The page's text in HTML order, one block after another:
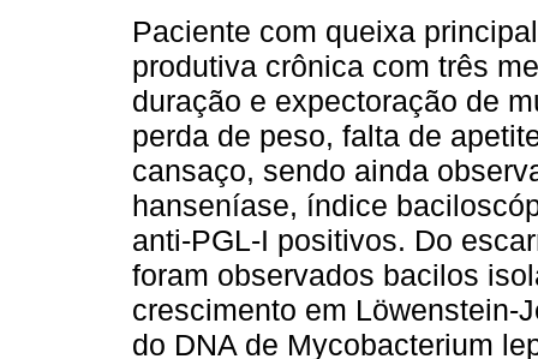
Paciente com queixa
produtiva crônica com três
duração e expectoração de
perda de peso, falta de
cansaço, sendo ainda
hanseníase, índice
anti-PGL-I positivos. Do
foram observados bacilos
crescimento em Löwenstein-
do DNA de Mycobacterium